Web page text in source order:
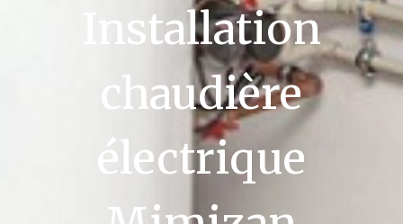
Installation
chaudière
électrique